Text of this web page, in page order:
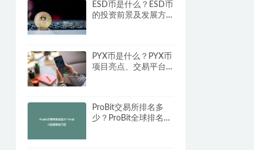
ESD币是什么？ESD币
的投资前景及发展方
PYX币是什么？PYX币
项目亮点、交易平台
ProBit交易所排名多
少？ProBit全球排名介